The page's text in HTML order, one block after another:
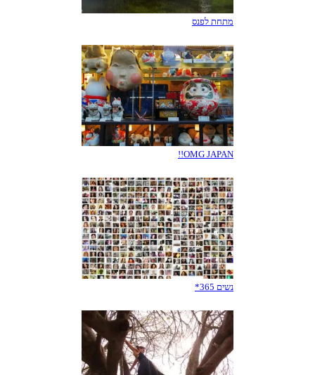
מתחת לפנס
OMG JAPAN!!
נשים 365*